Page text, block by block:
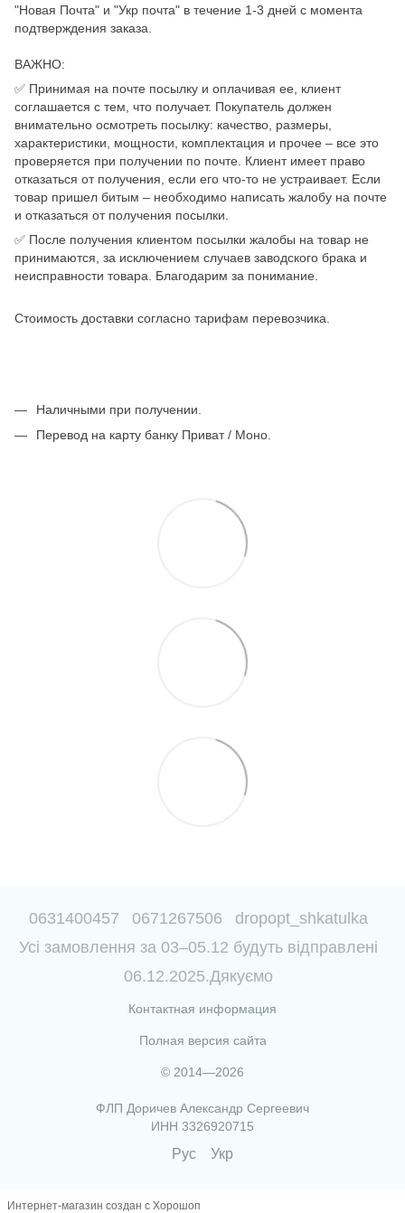
"Новая Почта" и "Укр почта" в течение 1-3 дней с момента
подтверждения заказа.
ВАЖНО:
✅ Принимая на почте посылку и оплачивая ее, клиент
соглашается с тем, что получает. Покупатель должен
внимательно осмотреть посылку: качество, размеры,
характеристики, мощности, комплектация и прочее – все это
проверяется при получении по почте. Клиент имеет право
отказаться от получения, если его что-то не устраивает. Если
товар пришел битым – необходимо написать жалобу на почте
и отказаться от получения посылки.
✅ После получения клиентом посылки жалобы на товар не
принимаются, за исключением случаев заводского брака и
неисправности товара. Благодарим за понимание.
Стоимость доставки согласно тарифам перевозчика.
Наличными при получении.
Перевод на карту банку Приват / Моно.
0631400457 0671267506
dropopt_shkatulka
Усі замовлення за 03–05.12 будуть відправлені
06.12.2025.Дякуємо
Контактная информация
Полная версия сайта
© 2014—2026
ФЛП Доричев Александр Сергеевич
ИНН 3326920715
Рус Укр
Интернет-магазин создан с Хорошоп